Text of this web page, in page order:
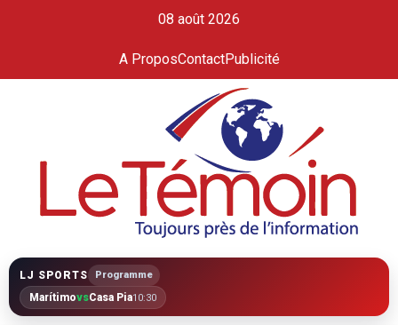
08 août 2026
A ProposContactPublicité
LJ SPORTS Programme
MarítimovsCasa Pia10:30